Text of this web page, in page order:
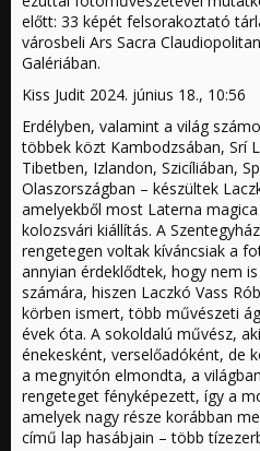
előtt: 33 képét felsorakoztató
városbeli Ars Sacra
Galériában.
Kiss Judit 2024. június 18., 10:56
Erdélyben, valamint a világ
többek közt Kambodzsában, Srí
Tibetben, Izlandon, Szicíliában,
Olaszországban – készültek
amelyekből most Laterna
kolozsvári kiállítás. A
rengetegen voltak kíváncsiak a
annyian érdeklődtek, hogy nem
számára, hiszen Laczkó Vass
körben ismert, több művészeti
évek óta. A sokoldalú művész,
énekesként, verselőadóként, de
a megnyitón elmondta, a
rengeteget fényképezett, így a
amelyek nagy része korábban
című lap hasábjain – több